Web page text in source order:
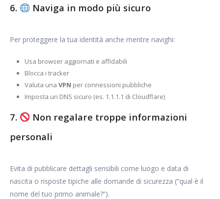
6. Naviga in modo più sicuro
Per proteggere la tua identità anche mentre navighi:
Usa browser aggiornati e affidabili
Blocca i tracker
Valuta una VPN per connessioni pubbliche
Imposta un DNS sicuro (es. 1.1.1.1 di Cloudflare)
7.
Non regalare troppe informazioni
personali
Evita di pubblicare dettagli sensibili come luogo e data di
nascita o risposte tipiche alle domande di sicurezza (“qual è il
nome del tuo primo animale?”).